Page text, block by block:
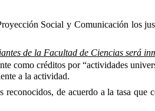
Social y Comunicación los
de la Facultad de Ciencias será
como créditos por “actividades
a la actividad.
de acuerdo a la tasa que